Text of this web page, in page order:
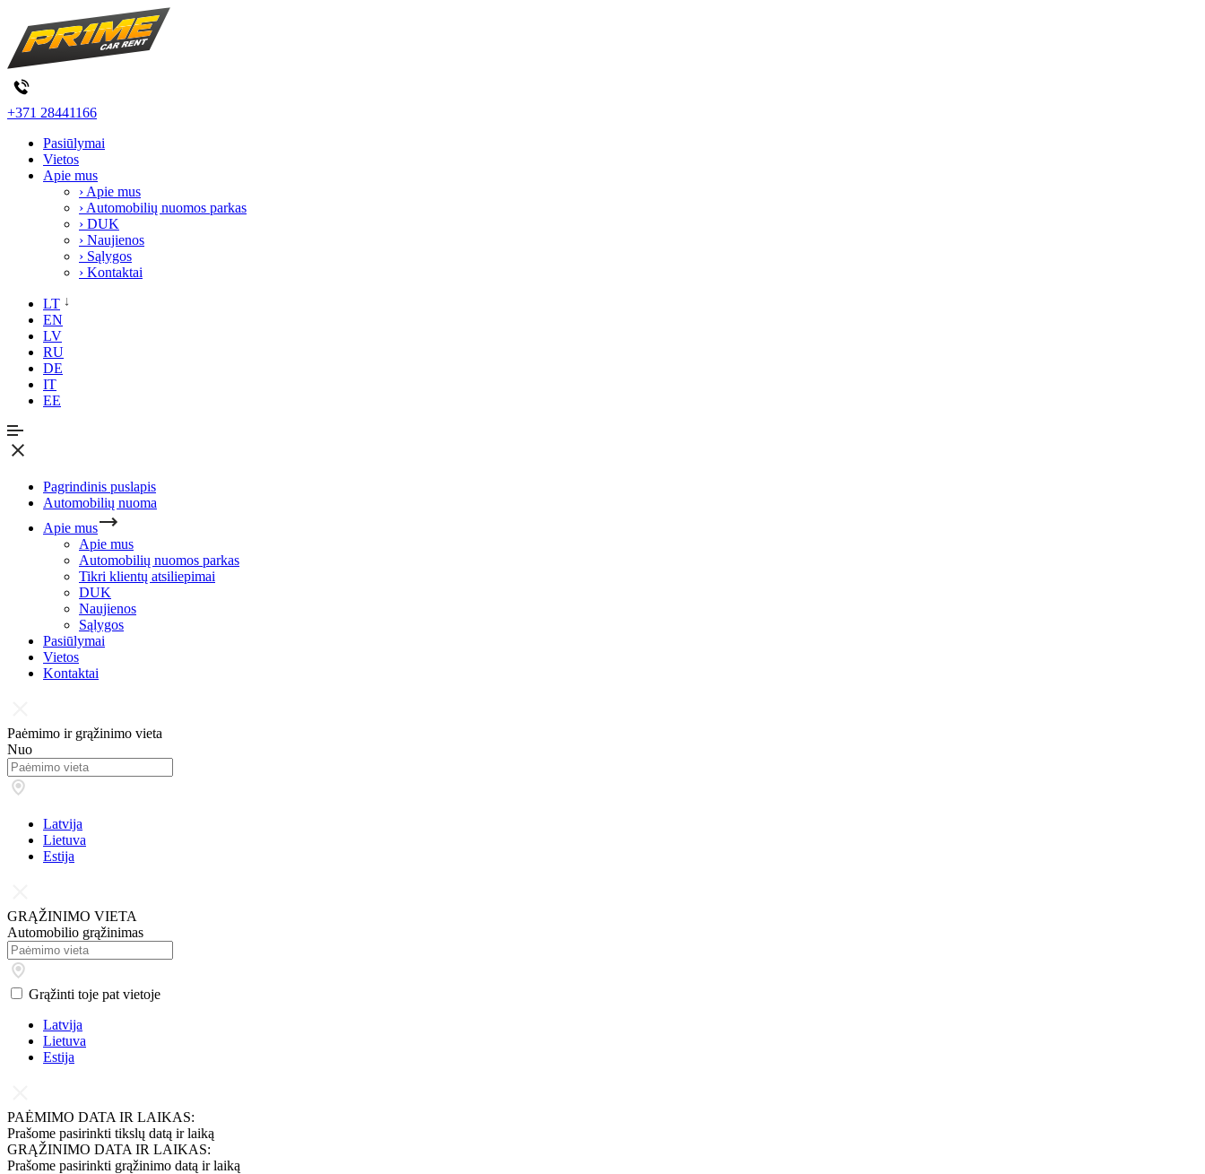
+371 28441166
Pasiūlymai
Vietos
Apie mus
› Apie mus
› Automobilių nuomos parkas
› DUK
› Naujienos
› Sąlygos
› Kontaktai
LT
EN
LV
RU
DE
IT
EE
Pagrindinis puslapis
Automobilių nuoma
Apie mus
Apie mus
Automobilių nuomos parkas
Tikri klientų atsiliepimai
DUK
Naujienos
Sąlygos
Pasiūlymai
Vietos
Kontaktai
Paėmimo ir grąžinimo vieta
Nuo
Latvija
Lietuva
Estija
GRĄŽINIMO VIETA
Automobilio grąžinimas
Grąžinti toje pat vietoje
Latvija
Lietuva
Estija
PAĖMIMO DATA IR LAIKAS:
Prašome pasirinkti tikslų datą ir laiką
GRĄŽINIMO DATA IR LAIKAS:
Prašome pasirinkti grąžinimo datą ir laiką